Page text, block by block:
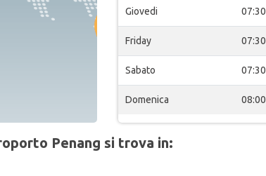
Giovedi 07:30
Friday 07:30
Sabato 07:30
Domenica 08:00
Penang si trova in: